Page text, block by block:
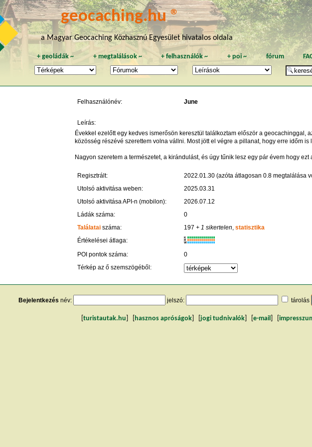
geocaching.hu ®
a Magyar Geocaching Közhasznú Egyesület hivatalos oldala
+geoládák ~ + megtalálások~ +felhasználók ~ + poi~ fórum
Felhasználónév: June
Leírás:
Évekkel ezelőtt egy kedves ismerősön keresztül találkoztam először a geocachinggal,
közösség részévé szerettem volna vállni. Most jött el végre a pillanat, hogy erre időm
Nagyon szeretem a természetet, a kirándulást, és úgy tűnik lesz egy pár évem hogy
Regisztrált:
2022.01.30 (azóta átlagosan 0.8 megtalálása
Utolsó aktivitása weben:
2025.03.31
Utolsó aktivitása API-n (mobilon):
2026.07.12
Ládák száma:
0
Találatai száma: 197 + 1 sikertelen, statisztika
Értékelései átlaga:
K
R
W
POI pontok száma:
0
Térkép az ő szemszögéből:
Bejelentkezés név: jelszó: tárolás
turistautak.hu hasznos apróságok jogi tudnivalók e-mail